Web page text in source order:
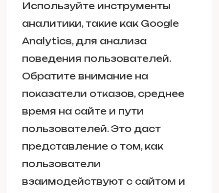
Используйте инструменты
аналитики, такие как Google
Analytics, для анализа
поведения пользователей.
Обратите внимание на
показатели отказов, среднее
время на сайте и пути
пользователей. Это даст
представление о том, как
пользователи
взаимодействуют с сайтом и